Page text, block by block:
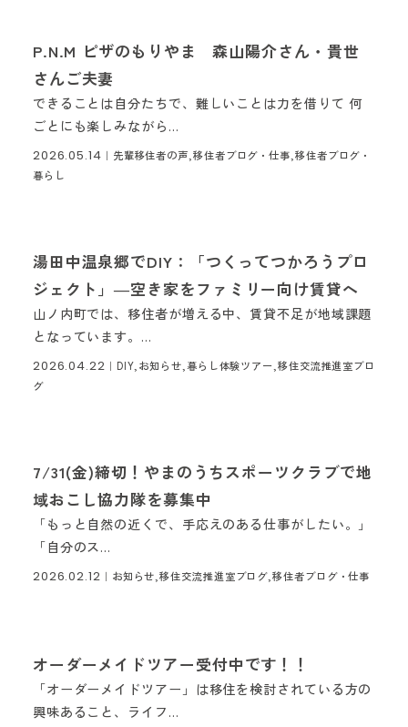
P.N.M ピザのもりやま 森山陽介さん・貴世
さんご夫妻
できることは自分たちで、難しいことは力を借りて 何
ごとにも楽しみながら...
2026.05.14 ｜先輩移住者の声,移住者ブログ・仕事,移住者ブログ・
暮らし
湯田中温泉郷でDIY：「つくってつかろうプロ
ジェクト」―空き家をファミリー向け賃貸へ
山ノ内町では、移住者が増える中、賃貸不足が地域課題
となっています。...
2026.04.22 ｜DIY,お知らせ,暮らし体験ツアー,移住交流推進室ブロ
グ
7/31(金)締切！やまのうちスポーツクラブで地
域おこし協力隊を募集中
「もっと自然の近くで、手応えのある仕事がしたい。」
「自分のス...
2026.02.12 ｜お知らせ,移住交流推進室ブログ,移住者ブログ・仕事
オーダーメイドツアー受付中です！！
「オーダーメイドツアー」は移住を検討されている方の
興味あること、ライフ...